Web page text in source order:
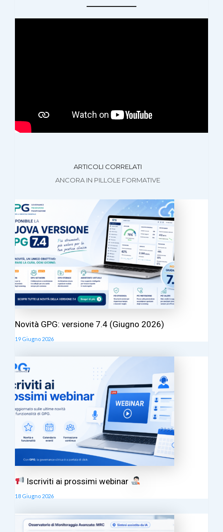
ARTICOLI CORRELATI
ANCORA IN PILLOLE FORMATIVE
Novità GPG: versione 7.4 (Giugno 2026)
19 Giugno 2026
Iscriviti ai prossimi webinar
18 Giugno 2026